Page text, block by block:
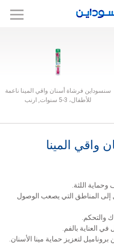
سنسوداين فرشاة أسنان واقي المينا ناعمة
للأطفال، 3-5 سنوات, ارنب
واقي المينا
اللثة.
المناطق التي يصعب الوصول
والتحكم.
العناية بالفم.
لتعزيز حماية مينا الأسنان.